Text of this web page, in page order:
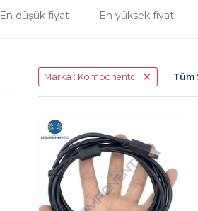
En düşük fiyat En yüksek fiyat
Marka : Komponentci Tüm